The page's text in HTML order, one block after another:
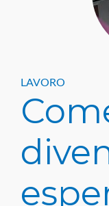
LAVORO